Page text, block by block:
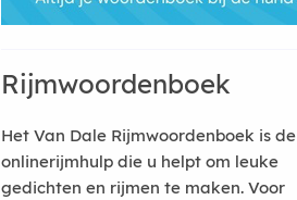
Rijmwoordenboek
Het Van Dale Rijmwoordenboek is de
onlinerijmhulp die u helpt om leuke
gedichten en rijmen te maken. Voor